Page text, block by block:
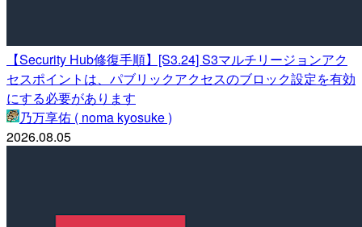
【Security Hub修復手順】[S3.24] S3マルチリージョンアク
セスポイントは、パブリックアクセスのブロック設定を有効
にする必要があります
乃万享佑 ( noma kyosuke )
2026.08.05